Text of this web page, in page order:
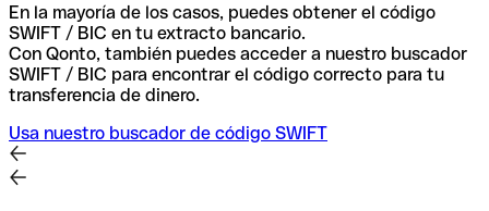
En la mayoría de los casos, puedes obtener el código
SWIFT / BIC en tu extracto bancario.
Con Qonto, también puedes acceder a nuestro buscador
SWIFT / BIC para encontrar el código correcto para tu
transferencia de dinero.
Usa nuestro buscador de código SWIFT